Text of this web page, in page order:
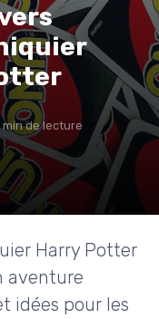
min de lecture
Harry Potter
aventure
idées pour les